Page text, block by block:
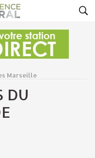
Marseille
DU